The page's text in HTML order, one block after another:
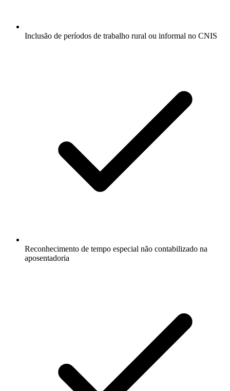
Inclusão de períodos de trabalho rural ou informal no CNIS
Reconhecimento de tempo especial não contabilizado na
aposentadoria